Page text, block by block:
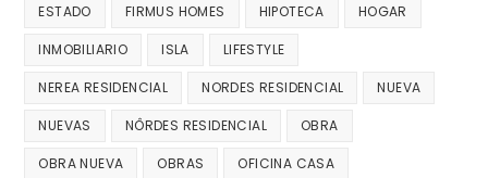
ESTADO FIRMUS HOMES HIPOTECA HOGAR
INMOBILIARIO ISLA LIFESTYLE
NEREA RESIDENCIAL NORDES RESIDENCIAL NUEVA
NUEVAS NÔRDES RESIDENCIAL OBRA
OBRA NUEVA OBRAS OFICINA CASA